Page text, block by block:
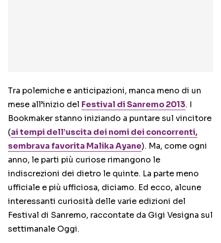
Tra polemiche e anticipazioni, manca meno di un
mese all’inizio del Festival di Sanremo 2013. I
Bookmaker stanno iniziando a puntare sul vincitore
(ai tempi dell’uscita dei nomi dei concorrenti,
sembrava favorita Malika Ayane). Ma, come ogni
anno, le parti più curiose rimangono le
indiscrezioni dei dietro le quinte. La parte meno
ufficiale e più ufficiosa, diciamo. Ed ecco, alcune
interessanti curiosità delle varie edizioni del
Festival di Sanremo, raccontate da Gigi Vesigna sul
settimanale Oggi.